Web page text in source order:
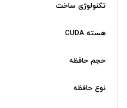
تکنولوژی ساخت
هسته CUDA
حجم حافظه
نوع حافظه